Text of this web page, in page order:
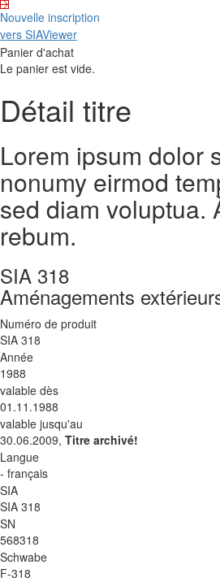
Nouvelle inscription
vers SIAViewer
Panier d'achat
Le panier est vide.
Détail titre
Lorem ipsum dolor
nonumy eirmod
sed diam voluptua.
rebum.
SIA 318
Aménagements
Numéro de produit
SIA 318
Année
1988
valable dès
01.11.1988
valable jusqu'au
30.06.2009, Titre archivé!
Langue
- français
SIA
SIA 318
SN
568318
Schwabe
F-318